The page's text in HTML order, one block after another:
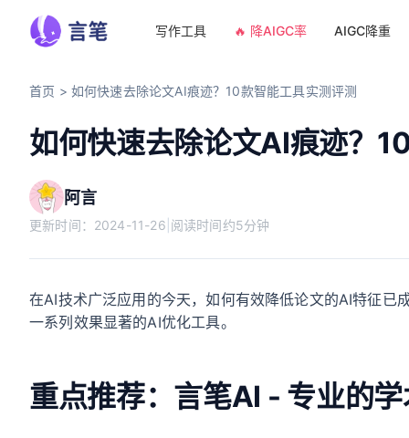
写作工具 🔥 降AIGC率 AIGC降重
首页 > 如何快速去除论文AI痕迹？10款智能工具实测评测
如何快速去除论文AI痕迹？
阿言
更新时间： 2024-11-26 阅读时间约5分钟
在AI技术广泛应用的今天，如何有效降低论文的AI特征已
一系列效果显著的AI优化工具。
重点推荐：言笔AI - 专业的